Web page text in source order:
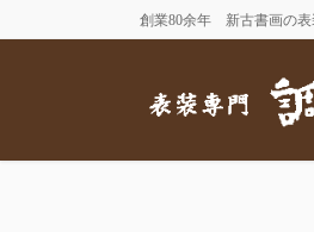
ン
ビ
創業80余年 新古書画の表